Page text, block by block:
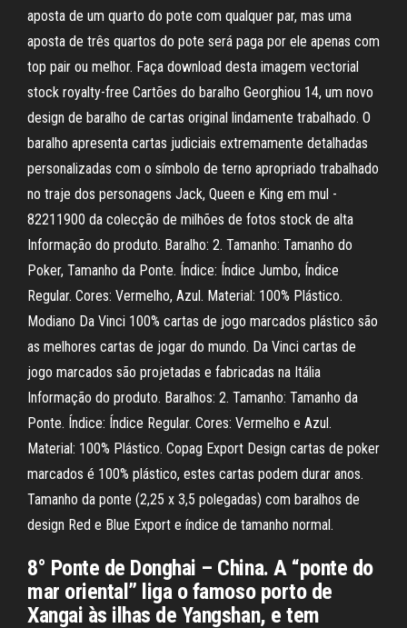
aposta de um quarto do pote com qualquer par, mas uma
aposta de três quartos do pote será paga por ele apenas com
top pair ou melhor. Faça download desta imagem vectorial
stock royalty-free Cartões do baralho Georghiou 14, um novo
design de baralho de cartas original lindamente trabalhado. O
baralho apresenta cartas judiciais extremamente detalhadas
personalizadas com o símbolo de terno apropriado trabalhado
no traje dos personagens Jack, Queen e King em mul -
82211900 da colecção de milhões de fotos stock de alta
Informação do produto. Baralho: 2. Tamanho: Tamanho do
Poker, Tamanho da Ponte. Índice: Índice Jumbo, Índice
Regular. Cores: Vermelho, Azul. Material: 100% Plástico.
Modiano Da Vinci 100% cartas de jogo marcados plástico são
as melhores cartas de jogar do mundo. Da Vinci cartas de
jogo marcados são projetadas e fabricadas na Itália
Informação do produto. Baralhos: 2. Tamanho: Tamanho da
Ponte. Índice: Índice Regular. Cores: Vermelho e Azul.
Material: 100% Plástico. Copag Export Design cartas de poker
marcados é 100% plástico, estes cartas podem durar anos.
Tamanho da ponte (2,25 x 3,5 polegadas) com baralhos de
design Red e Blue Export e índice de tamanho normal.
8° Ponte de Donghai – China. A “ponte do
mar oriental” liga o famoso porto de
Xangai às ilhas de Yangshan, e tem